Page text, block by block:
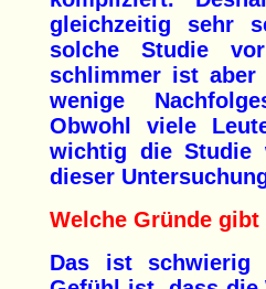
gleichzeitig sehr
solche Studie
schlimmer ist aber
wenige
Obwohl viele
wichtig die Studie
dieser
Welche Gründe
Das ist schwierig